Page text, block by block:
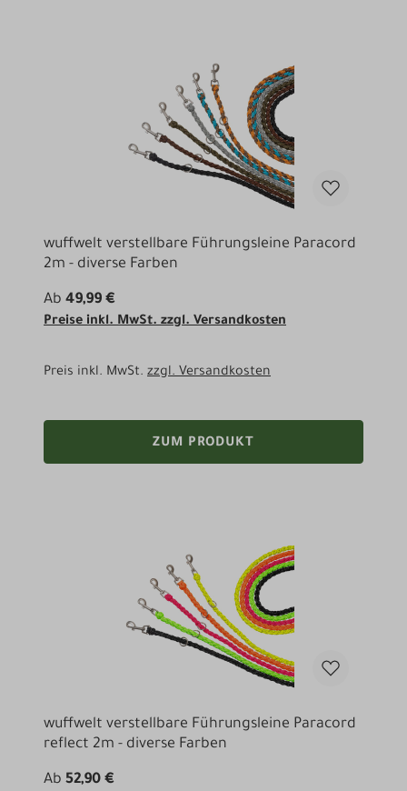
wuffwelt verstellbare Führungsleine Paracord
2m - diverse Farben
Ab 49,99 €
Preise inkl. MwSt. zzgl. Versandkosten
Preis inkl. MwSt. zzgl. Versandkosten
ZUM PRODUKT
wuffwelt verstellbare Führungsleine Paracord
reflect 2m - diverse Farben
Ab 52,90 €